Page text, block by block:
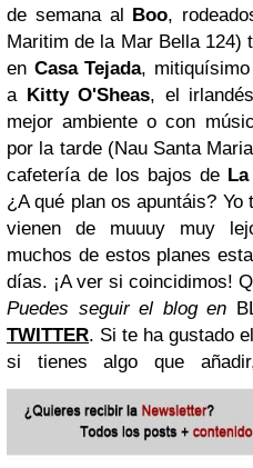
de semana al Boo,
Maritim de la Mar Bella 124)
en Casa Tejada,
a Kitty O'Sheas, el
mejor ambiente o con
por la tarde (Nau Santa
cafetería de los bajos de
¿A qué plan os apuntáis?
vienen de muuuy muy
muchos de estos planes
días. ¡A ver si coincidimos!
Puedes seguir el blog en
TWITTER. Si te ha gustado
si tienes algo que